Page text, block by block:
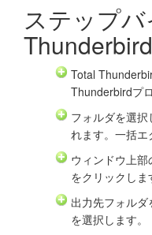
ステップバ
Total
Thunderbirdプ
フォルダを選
れます。一括エ
ウィンドウ上
をクリックしま
出力先フォル
を選択します。